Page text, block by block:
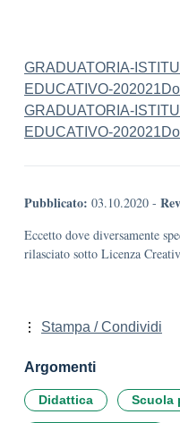
GRADUATORIA-
EDUCATIVO-202021
GRADUATORIA-
EDUCATIVO-202021
Pubblicato: 03.10.2020 -
Eccetto dove diversamente
rilasciato sotto Licenza
Stampa / Condividi
Argomenti
Didattica Scuola